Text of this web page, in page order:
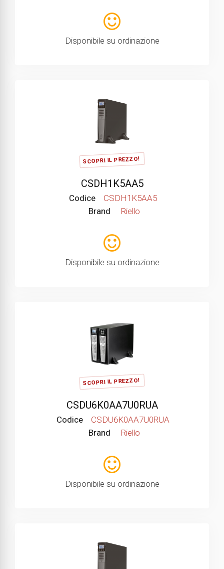
Disponibile su ordinazione
SCOPRI IL PREZZO!
CSDH1K5AA5
Codice
CSDH1K5AA5
Brand
Riello
Disponibile su ordinazione
SCOPRI IL PREZZO!
CSDU6K0AA7U0RUA
Codice
CSDU6K0AA7U0RUA
Brand
Riello
Disponibile su ordinazione